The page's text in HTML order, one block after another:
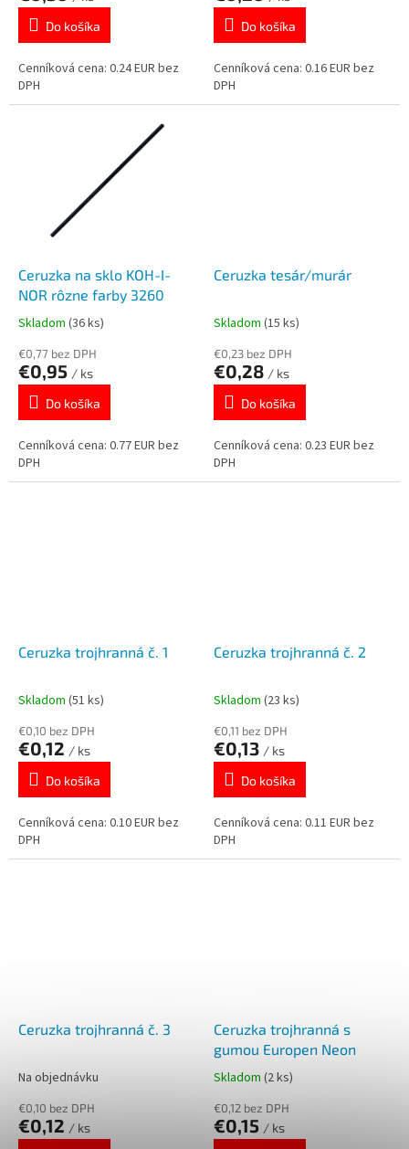
Do košíka
Cenníková cena: 0.24 EUR bez
DPH
Do košíka
Cenníková cena: 0.16 EUR bez
DPH
Ceruzka na sklo KOH-I-
NOR rôzne farby 3260
Skladom (36 ks)
€0,77 bez DPH
€0,95 / ks
Do košíka
Cenníková cena: 0.77 EUR bez
DPH
Ceruzka tesár/murár
Skladom (15 ks)
€0,23 bez DPH
€0,28 / ks
Do košíka
Cenníková cena: 0.23 EUR bez
DPH
Ceruzka trojhranná č. 1
Skladom (51 ks)
€0,10 bez DPH
€0,12 / ks
Do košíka
Cenníková cena: 0.10 EUR bez
DPH
Ceruzka trojhranná č. 2
Skladom (23 ks)
€0,11 bez DPH
€0,13 / ks
Do košíka
Cenníková cena: 0.11 EUR bez
DPH
Ceruzka trojhranná č. 3
Na objednávku
€0,10 bez DPH
€0,12 / ks
Ceruzka trojhranná s
gumou Europen Neon
Skladom (2 ks)
€0,12 bez DPH
€0,15 / ks